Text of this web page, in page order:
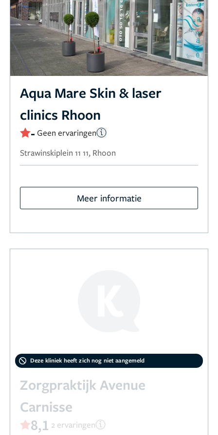
Aqua Mare Skin & laser
clinics Rhoon
- Geen ervaringen
Strawinskiplein 11 11, Rhoon
Meer informatie
Deze kliniek heeft zich nog niet aangemeld
Zorgpraktijk Avenue
Carnisse
8,1 2 ervaringen